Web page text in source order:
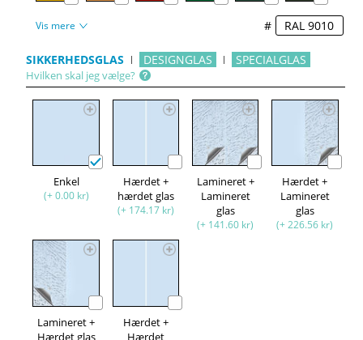
Vis mere #
SIKKERHEDSGLAS DESIGNGLAS SPECIALGLAS
Hvilken skal jeg vælge?
Enkel
(+ 0.00 kr)
Hærdet +
hærdet glas
(+ 174.17 kr)
Lamineret +
Lamineret
glas
(+ 141.60 kr)
Hærdet +
Lamineret
glas
(+ 226.56 kr)
Lamineret +
Hærdet glas
Hærdet +
Hærdet